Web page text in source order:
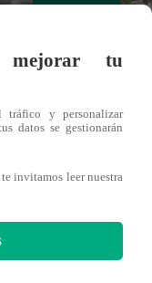
mejorar tu
y personalizar
datos se gestionarán
invitamos leer nuestra